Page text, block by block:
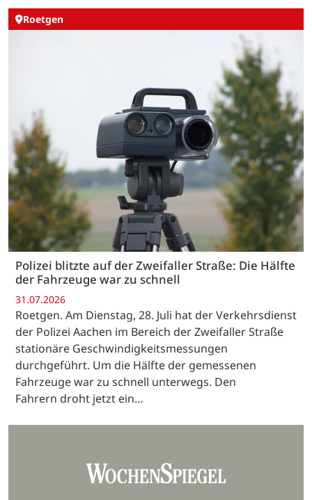
Roetgen
Polizei blitzte auf der Zweifaller Straße: Die Hälfte
der Fahrzeuge war zu schnell
31.07.2026
Roetgen. Am Dienstag, 28. Juli hat der Verkehrsdienst
der Polizei Aachen im Bereich der Zweifaller Straße
stationäre Geschwindigkeitsmessungen
durchgeführt. Um die Hälfte der gemessenen
Fahrzeuge war zu schnell unterwegs. Den
Fahrern droht jetzt ein…